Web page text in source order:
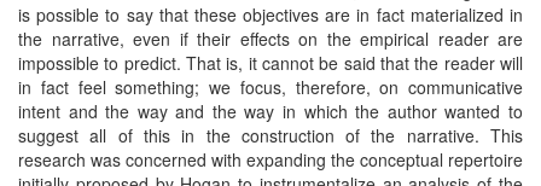
is possible to say that these objectives are in fact materialized in
the narrative, even if their effects on the empirical reader are
impossible to predict. That is, it cannot be said that the reader will
in fact feel something; we focus, therefore, on communicative
intent and the way and the way in which the author wanted to
suggest all of this in the construction of the narrative. This
research was concerned with expanding the conceptual repertoire